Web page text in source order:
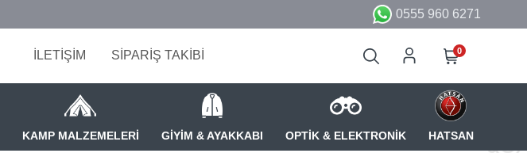
0555 960 6271
İLETİŞİM SİPARİŞ TAKİBİ 0
KAMP MALZEMELERİ GİYİM & AYAKKABI OPTİK & ELEKTRONİK HATSAN